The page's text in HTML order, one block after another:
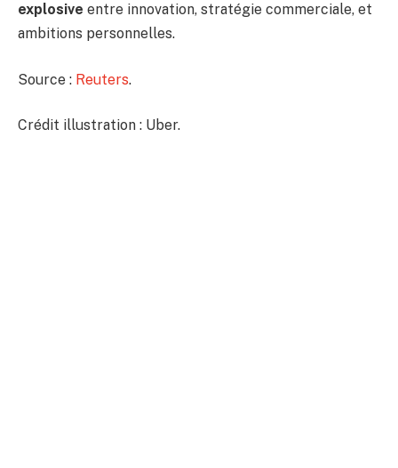
explosive entre innovation, stratégie commerciale, et
ambitions personnelles.
Source : Reuters.
Crédit illustration : Uber.